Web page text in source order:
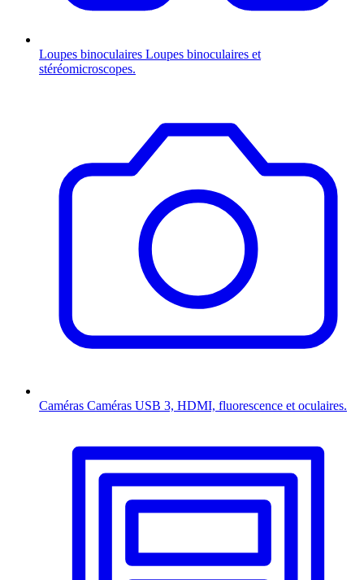
Loupes binoculaires Loupes binoculaires et
stéréomicroscopes.
Caméras Caméras USB 3, HDMI, fluorescence et oculaires.